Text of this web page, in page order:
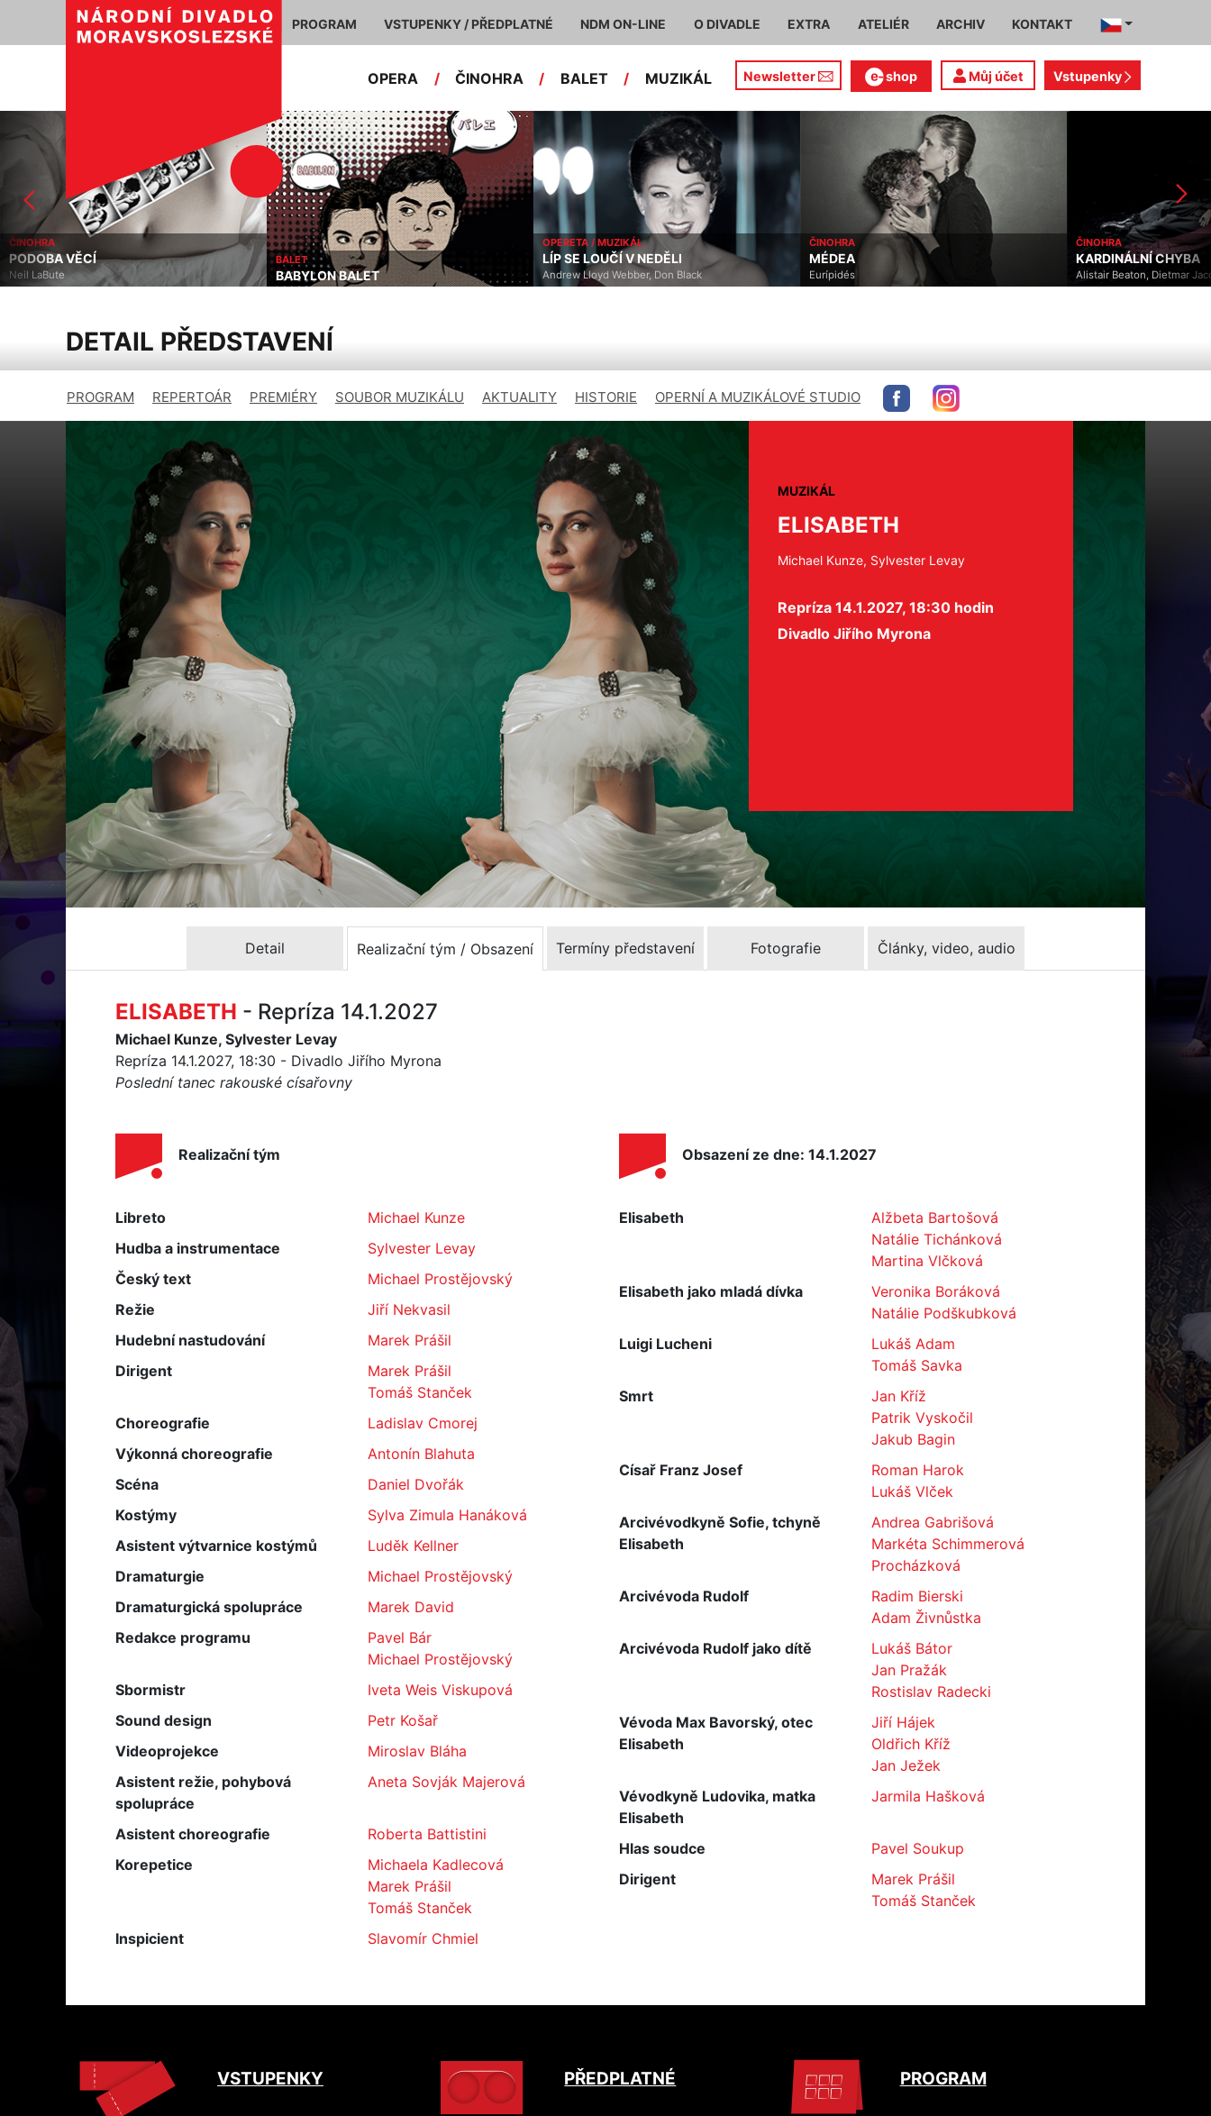
PROGRAM VSTUPENKY / PŘEDPLATNÉ NDM ON-LINE O DIVADLE EXTRA ATELIÉR ARCHIV KONTAKT
OPERA / ČINOHRA / BALET / MUZIKÁL Newsletter shop Můj účet Vstupenky
BALET
BABYLON BALET
OPERETA / MUZIKÁL
LÍP SE LOUČÍ V NEDĚLI
Andrew Lloyd Webber, Don Black
ČINOHRA
MÉDEA
Eurípidés
ČINOHRA
KARDINÁLNÍ CHYBA
Alistair Beaton, Dietmar Jacobs
MUZIKÁL
PRODUCENTI
Mel Brooks, Thomas
DETAIL PŘEDSTAVENÍ
PROGRAM REPERTOÁR PREMIÉRY SOUBOR MUZIKÁLU AKTUALITY HISTORIE OPERNÍ A MUZIKÁLOVÉ STUDIO
MUZIKÁL
ELISABETH
Michael Kunze, Sylvester Levay
Repríza 14.1.2027, 18:30 hodin
Divadlo Jiřího Myrona
Detail Realizační tým / Obsazení Termíny představení Fotografie Články, video, audio
ELISABETH - Repríza 14.1.2027
Michael Kunze, Sylvester Levay
Repríza 14.1.2027, 18:30 - Divadlo Jiřího Myrona
Poslední tanec rakouské císařovny
Realizační tým
Libreto
Michael Kunze
Hudba a instrumentace
Sylvester Levay
Český text
Michael Prostějovský
Režie
Jiří Nekvasil
Hudební nastudování
Marek Prášil
Dirigent
Marek Prášil
Tomáš Stanček
Choreografie
Ladislav Cmorej
Výkonná choreografie
Antonín Blahuta
Scéna
Daniel Dvořák
Kostýmy
Sylva Zimula Hanáková
Asistent výtvarnice kostýmů
Luděk Kellner
Dramaturgie
Michael Prostějovský
Dramaturgická spolupráce
Marek David
Redakce programu
Pavel Bár
Michael Prostějovský
Sbormistr
Iveta Weis Viskupová
Sound design
Petr Košař
Videoprojekce
Miroslav Bláha
Asistent režie, pohybová
spolupráce
Aneta Sovják Majerová
Asistent choreografie
Roberta Battistini
Korepetice
Michaela Kadlecová
Marek Prášil
Tomáš Stanček
Inspicient
Slavomír Chmiel
Obsazení ze dne: 14.1.2027
Elisabeth
Alžbeta Bartošová
Natálie Tichánková
Martina Vlčková
Elisabeth jako mladá dívka
Veronika Boráková
Natálie Podškubková
Luigi Lucheni
Lukáš Adam
Tomáš Savka
Smrt
Jan Kříž
Patrik Vyskočil
Jakub Bagin
Císař Franz Josef
Roman Harok
Lukáš Vlček
Arcivévodkyně Sofie, tchyně
Elisabeth
Andrea Gabrišová
Markéta Schimmerová
Procházková
Arcivévoda Rudolf
Radim Bierski
Adam Živnůstka
Arcivévoda Rudolf jako dítě
Lukáš Bátor
Jan Pražák
Rostislav Radecki
Vévoda Max Bavorský, otec
Elisabeth
Jiří Hájek
Oldřich Kříž
Jan Ježek
Vévodkyně Ludovika, matka
Elisabeth
Jarmila Hašková
Hlas soudce
Pavel Soukup
Dirigent
Marek Prášil
Tomáš Stanček
VSTUPENKY PŘEDPLATNÉ PROGRAM